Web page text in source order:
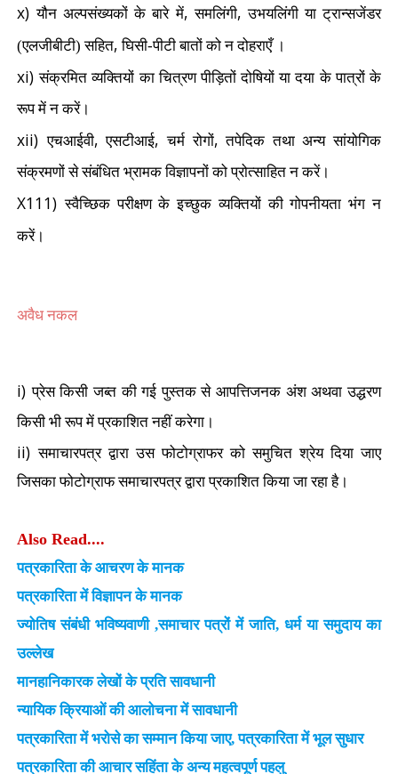
x)यौन अल्पसंख्यकों के बारे में,समलिंगी,उभयलिंगी या ट्रान्सजेंडर
(एलजीबीटी) सहित,घिसी-पीटी बातों को न दोहराएँ ।
xi)संक्रमित व्यक्तियों का चित्रण पीड़ितों दोषियों या दया के पात्रों के
रूप में न करें।
xii)एचआईवी,एसटीआई,चर्म रोगों,तपेदिक तथा अन्य सांयोगिक
संक्रमणों से संबंधित भ्रामक विज्ञापनों को प्रोत्साहित न करें।
X111)स्वैच्छिक परीक्षण के इच्छुक व्यक्तियों की गोपनीयता भंग न
करें।
अवैध नकल
i)प्रेस किसी जब्त की गई पुस्तक से आपत्तिजनक अंश अथवा उद्धरण
किसी भी रूप में प्रकाशित नहीं करेगा।
ii)समाचारपत्र द्वारा उस फोटोग्राफर को समुचित श्रेय दिया जाए
जिसका फोटोग्राफ समाचारपत्र द्वारा प्रकाशित किया जा रहा है।
Also Read....
पत्रकारिता के आचरण के मानक
पत्रकारिता में विज्ञापन के मानक
ज्योतिष संबंधी भविष्यवाणी ,समाचार पत्रों में जाति, धर्म या समुदाय का
उल्लेख
मानहानिकारक लेखों के प्रति सावधानी
न्यायिक क्रियाओं की आलोचना में सावधानी
पत्रकारिता में भरोसे का सम्मान किया जाए, पत्रकारिता में भूल सुधार
पत्रकारिता की आचार सहिंता के अन्य महत्वपूर्ण पहलु